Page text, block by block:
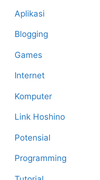
Aplikasi
Blogging
Games
Internet
Komputer
Link Hoshino
Potensial
Programming